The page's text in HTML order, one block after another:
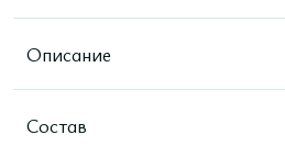
Описание
Состав